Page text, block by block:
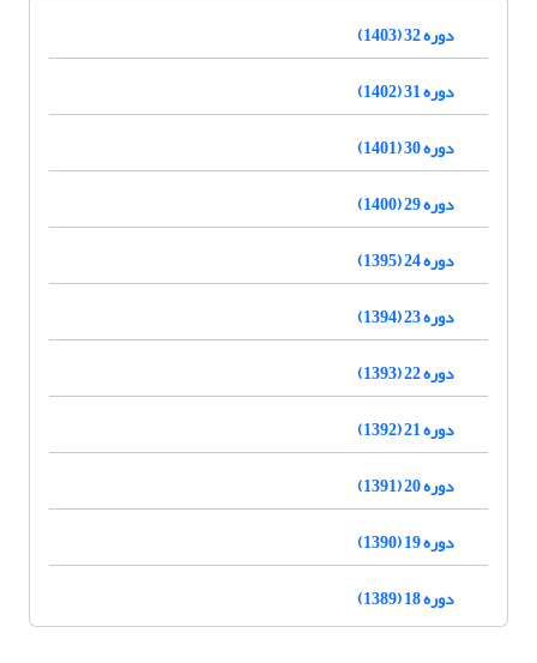
دوره 32 (1403)
دوره 31 (1402)
دوره 30 (1401)
دوره 29 (1400)
دوره 24 (1395)
دوره 23 (1394)
دوره 22 (1393)
دوره 21 (1392)
دوره 20 (1391)
دوره 19 (1390)
دوره 18 (1389)